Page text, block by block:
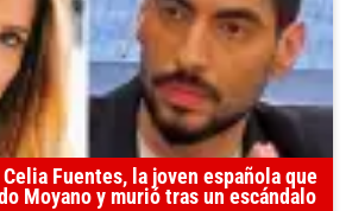
Fuentes, la joven española que
Moyano y murió tras un escándalo